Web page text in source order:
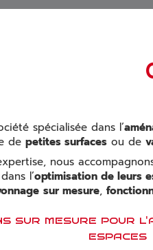
spécialisée dans l’
de petites surfaces ou de
nous
l’optimisation de leurs
sur mesure,
sur mesure pour
espaces